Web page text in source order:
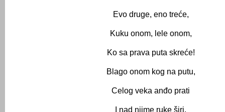
Evo druge, eno treće,
Kuku onom, lele onom,
Ko sa prava puta skreće!
Blago onom kog na putu,
Celog veka anđo prati
I nad njime ruke širi,